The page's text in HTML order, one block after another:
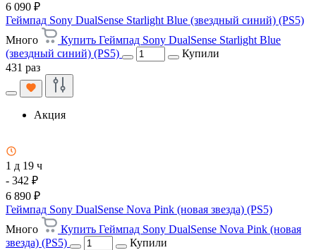
6 090 ₽
Геймпад Sony DualSense Starlight Blue (звездный синий) (PS5)
Много
Купить Геймпад Sony DualSense Starlight Blue
(звездный синий) (PS5)
Купили
431 раз
Акция
1 д 19 ч
- 342 ₽
6 890 ₽
Геймпад Sony DualSense Nova Pink (новая звезда) (PS5)
Много
Купить Геймпад Sony DualSense Nova Pink (новая
звезда) (PS5)
Купили